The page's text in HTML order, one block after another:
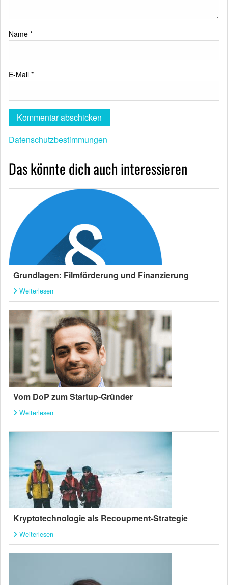
Name *
E-Mail *
Datenschutzbestimmungen
Das könnte dich auch interessieren
Grundlagen: Filmförderung und Finanzierung
Weiterlesen
Vom DoP zum Startup-Gründer
Weiterlesen
Kryptotechnologie als Recoupment-Strategie
Weiterlesen